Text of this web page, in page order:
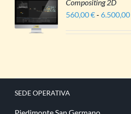
Compositing 2D
560,00€- 6.500,00
SEDE​ OPERATIVA